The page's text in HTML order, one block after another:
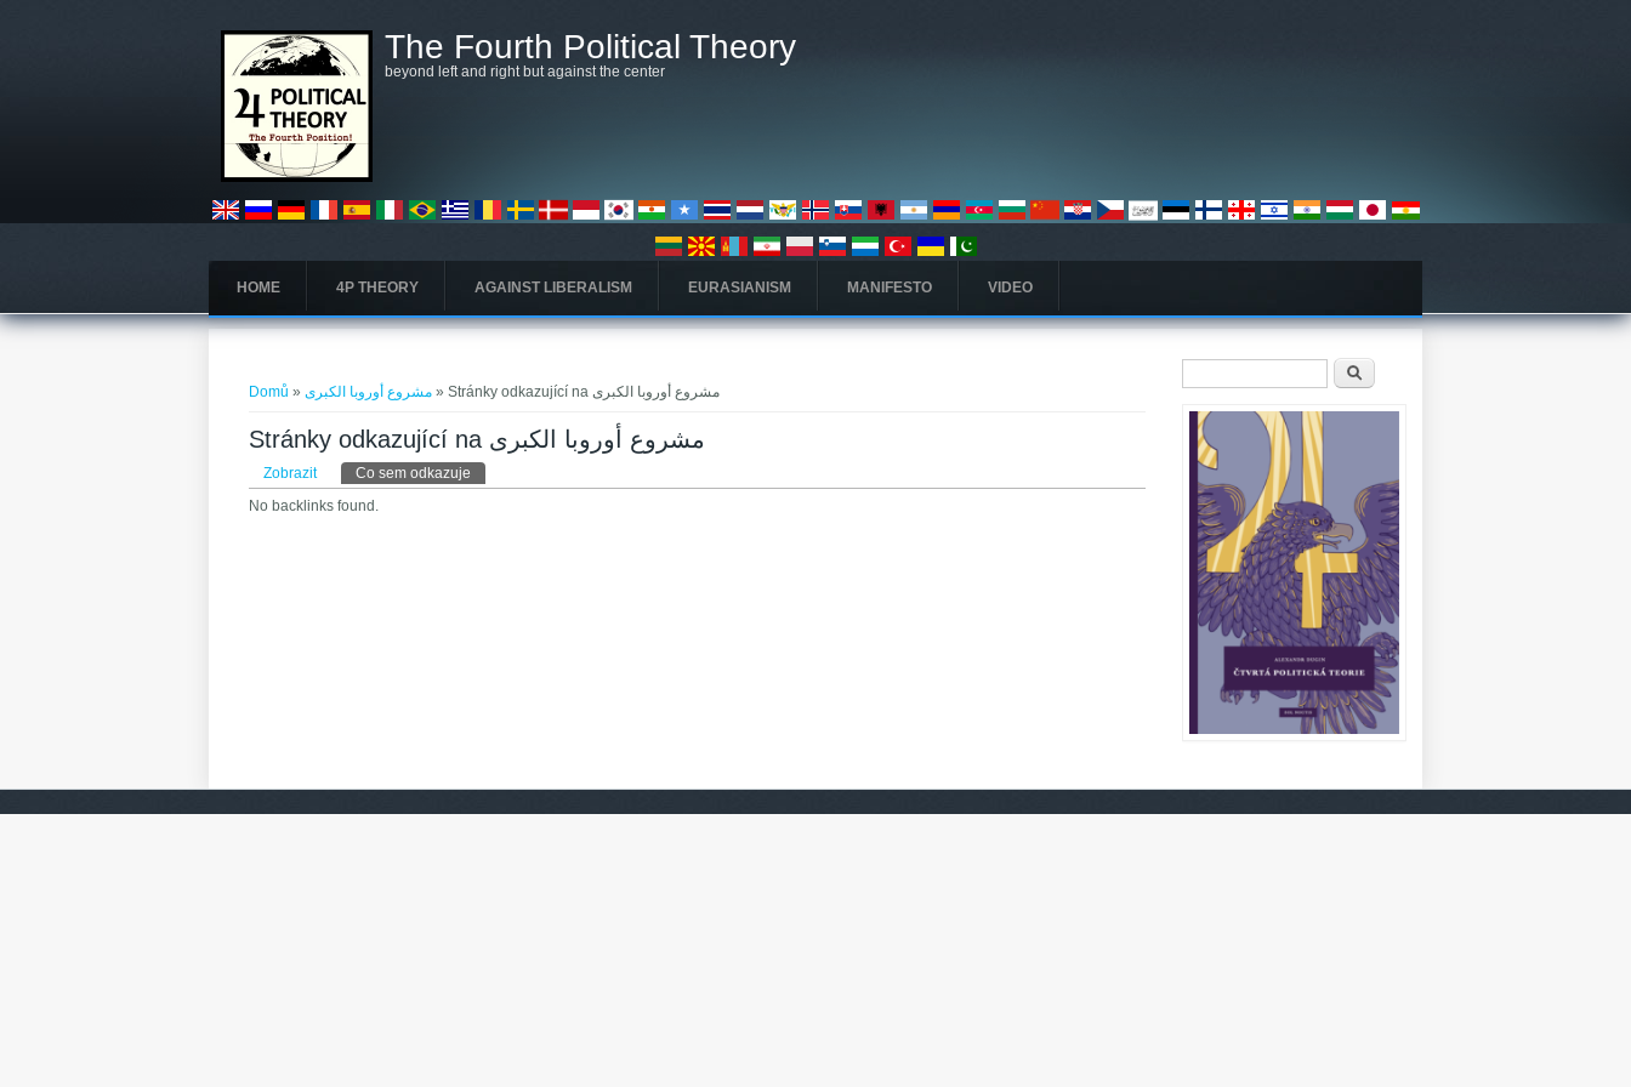
The Fourth Political Theory
beyond left and right but against the center
HOME 4P THEORY AGAINST LIBERALISM EURASIANISM MANIFESTO VIDEO
Jste zde
Domů »مشروع أوروبا الكبرى » Stránky odkazující na مشروع أوروبا الكبرى
Stránky odkazující na مشروع أوروبا الكبرى
Hlavní záložky
Zobrazit Co sem odkazuje
No backlinks found.
Vyhledávání